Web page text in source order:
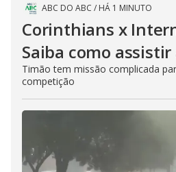
ABC DO ABC / HÁ 1 MINUTO
Corinthians x
Saiba como assistir
Timão tem missão complicada
competição